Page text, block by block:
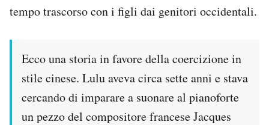
tempo trascorso con i figli dai genitori occidentali.
Ecco una storia in favore della coercizione in
stile cinese. Lulu aveva circa sette anni e stava
cercando di imparare a suonare al pianoforte
un pezzo del compositore francese Jacques